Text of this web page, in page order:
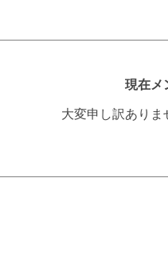
現在メ
大変申し訳あり